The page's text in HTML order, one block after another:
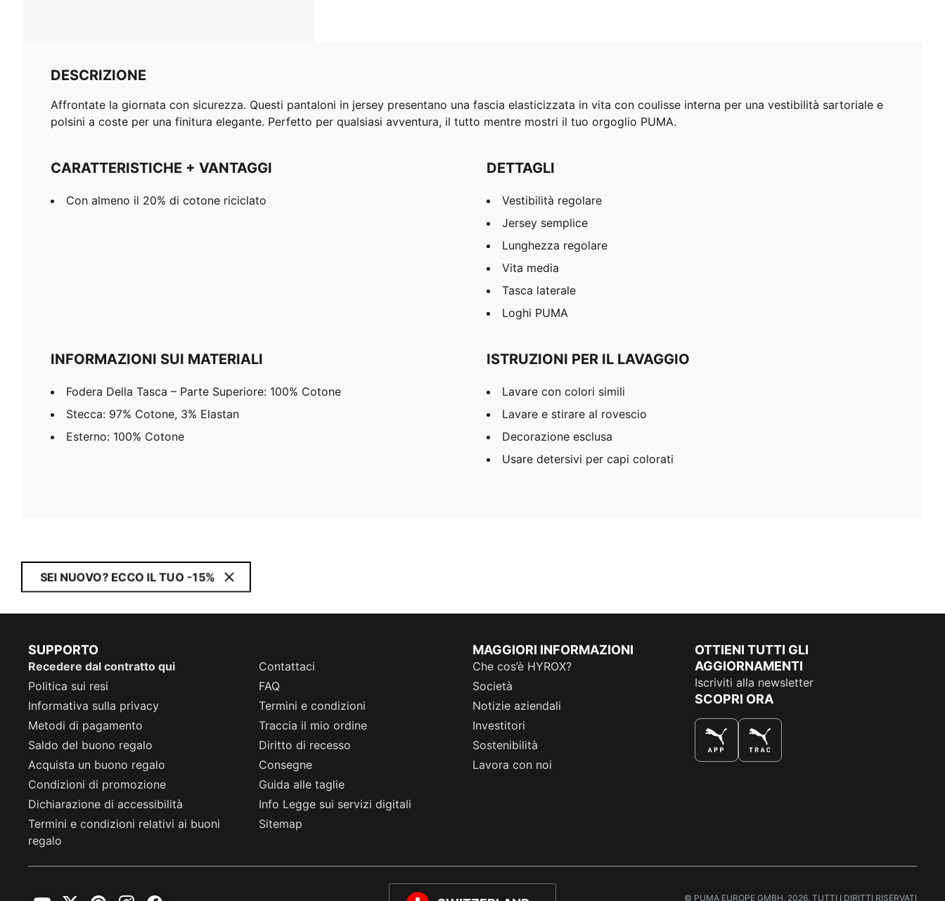
DESCRIZIONE
Affrontate la giornata con sicurezza. Questi pantaloni in jersey presentano una fascia elasticizzata in vita con coulisse interna per una vestibilità sartoriale e
polsini a coste per una finitura elegante. Perfetto per qualsiasi avventura, il tutto mentre mostri il tuo orgoglio PUMA.
CARATTERISTICHE + VANTAGGI
Con almeno il 20% di cotone riciclato
DETTAGLI
Vestibilità regolare
Jersey semplice
Lunghezza regolare
Vita media
Tasca laterale
Loghi PUMA
INFORMAZIONI SUI MATERIALI
Fodera Della Tasca – Parte Superiore: 100% Cotone
Stecca: 97% Cotone, 3% Elastan
Esterno: 100% Cotone
ISTRUZIONI PER IL LAVAGGIO
Lavare con colori simili
Lavare e stirare al rovescio
Decorazione esclusa
Usare detersivi per capi colorati
SEI NUOVO? ECCO IL TUO -15%
SUPPORTO
Recedere dal contratto qui
Contattaci
Politica sui resi
FAQ
Informativa sulla privacy
Termini e condizioni
Metodi di pagamento
Traccia il mio ordine
Saldo del buono regalo
Diritto di recesso
Acquista un buono regalo
Consegne
Condizioni di promozione
Guida alle taglie
Dichiarazione di accessibilità
Info Legge sui servizi digitali
Termini e condizioni relativi ai buoni
regalo
Sitemap
MAGGIORI INFORMAZIONI
Che cos’è HYROX?
Società
Notizie aziendali
Investitori
Sostenibilità
Lavora con noi
OTTIENI TUTTI GLI
AGGIORNAMENTI
Iscriviti alla newsletter
SCOPRI ORA
© PUMA EUROPE GMBH, 2026. TUTTI I DIRITTI RISERVATI